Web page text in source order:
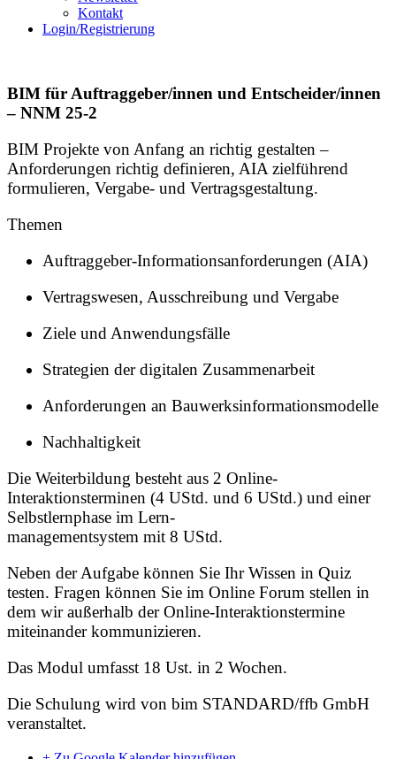
Kontakt
Login/Registrierung
BIM für Auftraggeber/innen und Entscheider/innen
– NNM 25-2
BIM Projekte von Anfang an richtig gestalten –
Anforderungen richtig definieren, AIA zielführend
formulieren, Vergabe- und Vertragsgestaltung.
Themen
Auftraggeber-Informationsanforderungen (AIA)
Vertragswesen, Ausschreibung und Vergabe
Ziele und Anwendungsfälle
Strategien der digitalen Zusammenarbeit
Anforderungen an Bauwerksinformationsmodelle
Nachhaltigkeit
Die Weiterbildung besteht aus 2 Online-
Interaktionsterminen (4 UStd. und 6 UStd.) und einer
Selbstlernphase im Lern-
managementsystem mit 8 UStd.
Neben der Aufgabe können Sie Ihr Wissen in Quiz
testen. Fragen können Sie im Online Forum stellen in
dem wir außerhalb der Online-Interaktionstermine
miteinander kommunizieren.
Das Modul umfasst 18 Ust. in 2 Wochen.
Die Schulung wird von bim STANDARD/ffb GmbH
veranstaltet.